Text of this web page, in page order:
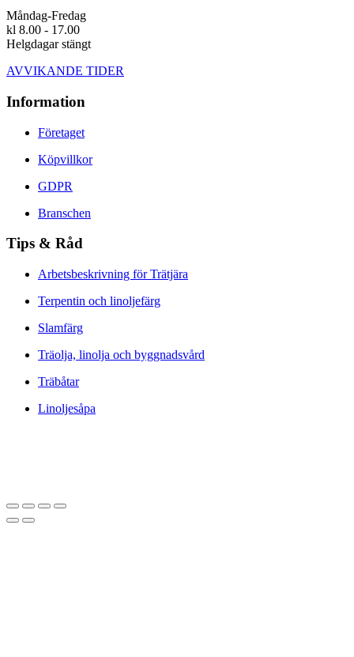
Måndag-Fredag
kl 8.00 - 17.00
Helgdagar stängt
AVVIKANDE TIDER
Information
Företaget
Köpvillkor
GDPR
Branschen
Tips & Råd
Arbetsbeskrivning för Trätjära
Terpentin och linoljefärg
Slamfärg
Träolja, linolja och byggnadsvård
Träbåtar
Linoljesåpa